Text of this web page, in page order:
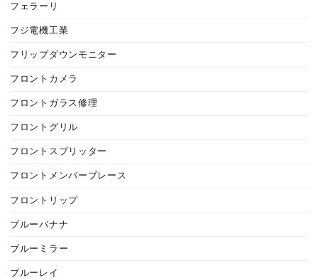
フェラーリ
フジ電機工業
フリップダウンモニター
フロントカメラ
フロントガラス修理
フロントグリル
フロントスプリッター
フロントメンバーブレース
フロントリップ
ブルーバナナ
ブルーミラー
ブルーレイ